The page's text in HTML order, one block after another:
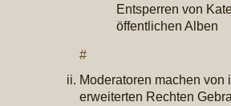
Entsperren von
öffentlichen Alben
#
Moderatoren machen von
erweiterten Rechten